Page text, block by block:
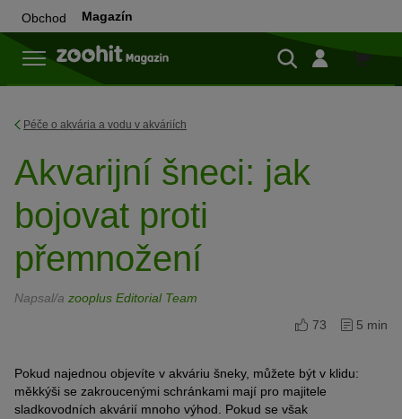
Obchod Magazín
Do
Péče o akvária a vodu v akváriích
Akvarijní šneci: jak
bojovat proti
přemnožení
Napsal/a zooplus Editorial Team
73
5 min
Pokud najednou objevíte v akváriu šneky, můžete být v klidu:
měkkýši se zakroucenými schránkami mají pro majitele
sladkovodních akvárií mnoho výhod. Pokud se však